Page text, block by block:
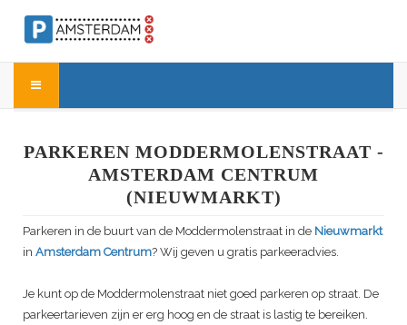
PARKEREN MODDERMOLENSTRAAT -
AMSTERDAM CENTRUM
(NIEUWMARKT)
Parkeren in de buurt van de Moddermolenstraat in de Nieuwmarkt
in Amsterdam Centrum? Wij geven u gratis parkeeradvies.
Je kunt op de Moddermolenstraat niet goed parkeren op straat. De
parkeertarieven zijn er erg hoog en de straat is lastig te bereiken.